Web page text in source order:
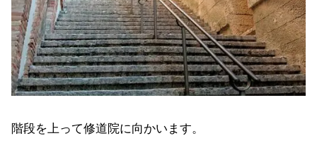
階段を上って修道院に向かいます。